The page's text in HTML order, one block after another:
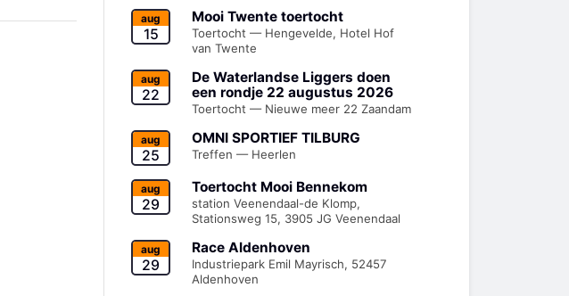
aug
15
Mooi Twente toertocht
Toertocht — Hengevelde, Hotel Hof
van Twente
aug
22
De Waterlandse Liggers doen
een rondje 22 augustus 2026
Toertocht — Nieuwe meer 22 Zaandam
aug
25
OMNI SPORTIEF TILBURG
Treffen — Heerlen
aug
29
Toertocht Mooi Bennekom
station Veenendaal-de Klomp,
Stationsweg 15, 3905 JG Veenendaal
aug
29
Race Aldenhoven
Industriepark Emil Mayrisch, 52457
Aldenhoven